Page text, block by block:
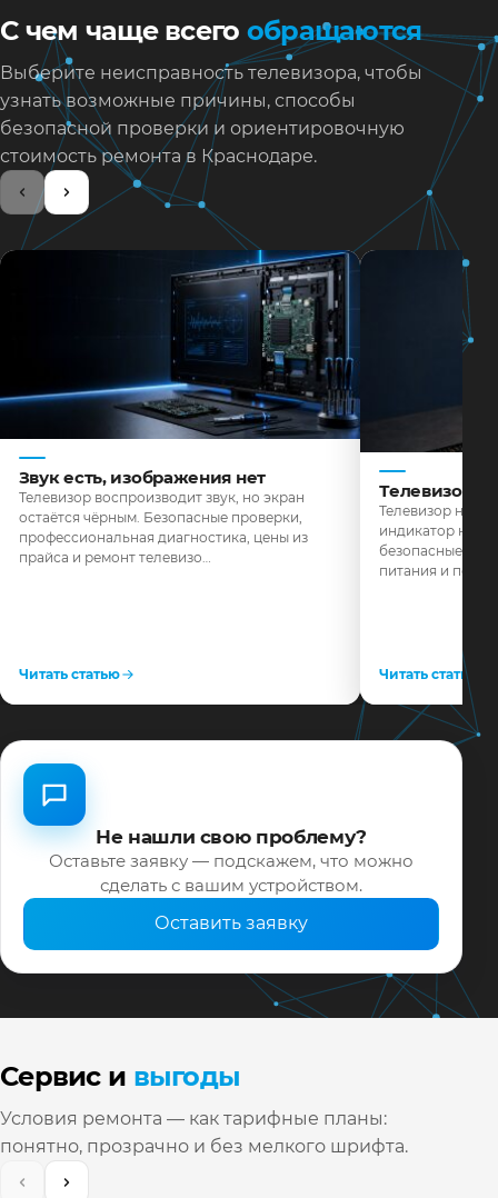
С чем чаще всего обращаются
Выберите неисправность телевизора, чтобы
узнать возможные причины, способы
безопасной проверки и ориентировочную
стоимость ремонта в Краснодаре.
Звук есть, изображения нет
Телевизор воспроизводит звук, но экран
остаётся чёрным. Безопасные проверки,
профессиональная диагностика, цены из
прайса и ремонт телевизо…
Читать статью
Телевизор
Телевизор не
индикатор не
безопасные
питания и
Читать статью
Не нашли свою проблему?
Оставьте заявку — подскажем, что можно
сделать с вашим устройством.
Оставить заявку
Сервис и выгоды
Условия ремонта — как тарифные планы:
понятно, прозрачно и без мелкого шрифта.